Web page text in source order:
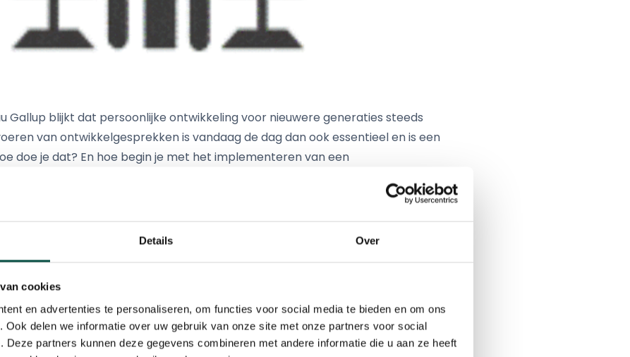
Details Over
cookies
en advertenties te personaliseren, om functies voor social media te bieden en om ons
Ook delen we informatie over uw gebruik van onze site met onze partners voor social
Deze partners kunnen deze gegevens combineren met andere informatie die u aan ze heeft
Gallup blijkt dat persoonlijke ontwikkeling voor nieuwere generaties steeds
van ontwikkelgesprekken is vandaag de dag dan ook essentieel en is een
doe je dat? En hoe begin je met het implementeren van een
sessie heb je handvatten waarmee je aan de slag kunt in je organisatie en krijg
Zie ook: